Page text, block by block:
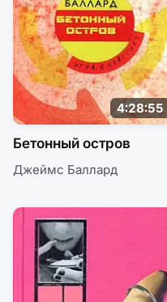
4:28:55
Бетонный остров
Джеймс Баллард